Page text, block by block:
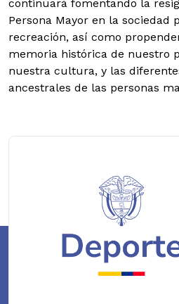
continuará fomentando la
Persona Mayor en la sociedad
recreación, así como
memoria histórica de nuestro
nuestra cultura, y las
ancestrales de las personas